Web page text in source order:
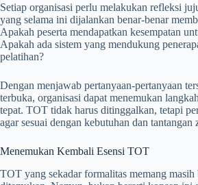
Setiap organisasi perlu melakukan refleksi
yang selama ini dijalankan benar-benar
Apakah peserta mendapatkan kesempatan
Apakah ada sistem yang mendukung
pelatihan?
Dengan menjawab pertanyaan-pertanyaan
terbuka, organisasi dapat menemukan
tepat. TOT tidak harus ditinggalkan, tetapi
agar sesuai dengan kebutuhan dan tantangan
Menemukan Kembali Esensi TOT
TOT yang sekadar formalitas memang masih